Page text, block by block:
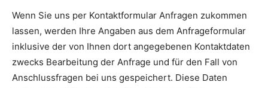
Wenn Sie uns per Kontaktformular Anfragen zukommen
lassen, werden Ihre Angaben aus dem Anfrageformular
inklusive der von Ihnen dort angegebenen Kontaktdaten
zwecks Bearbeitung der Anfrage und für den Fall von
Anschlussfragen bei uns gespeichert. Diese Daten